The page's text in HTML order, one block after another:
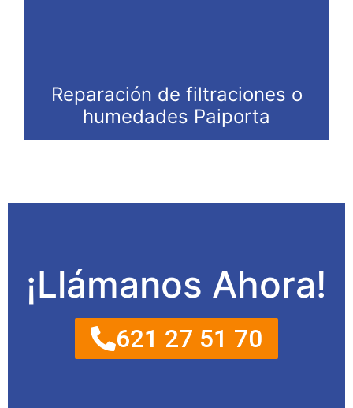
Reparación de filtraciones o
humedades Paiporta
¡Llámanos Ahora!
621 27 51 70